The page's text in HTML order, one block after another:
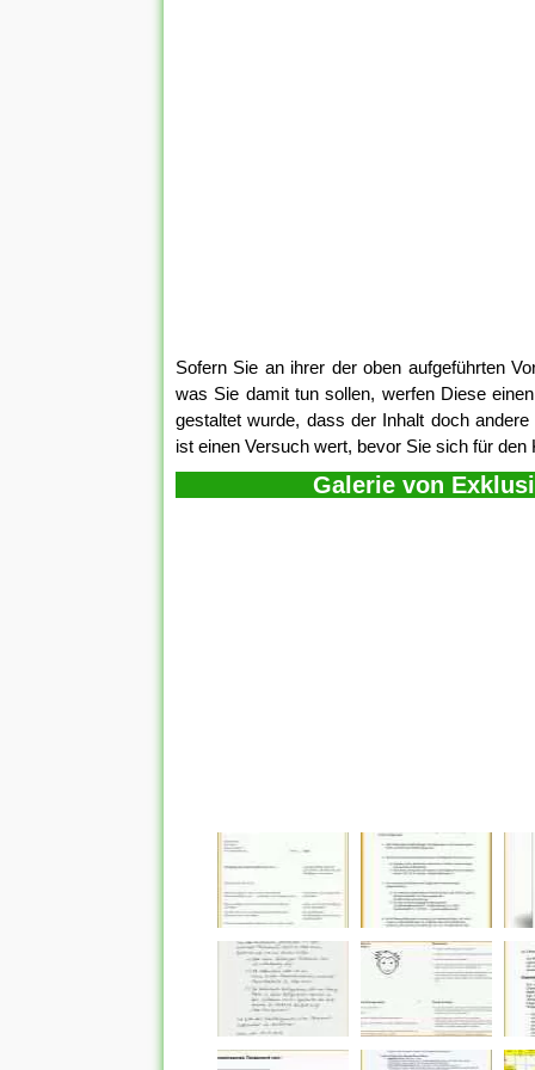
Sofern Sie an ihrer der oben aufgeführten
was Sie damit tun sollen, werfen Diese
gestaltet wurde, dass der Inhalt doch
ist einen Versuch wert, bevor Sie sich für
Galerie von